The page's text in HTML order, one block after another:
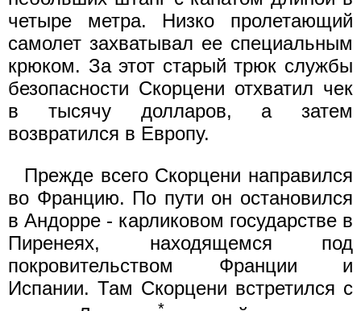
четыре метра. Низко пролетающий
самолет захватывал ее специальным
крюком. За этот старый трюк службы
безопасности Скорцени отхватил чек
в тысячу долларов, а затем
возвратился в Европу.
Прежде всего Скорцени направился
во Францию. По пути он остановился
в Андорре - карликовом государстве в
Пиренеях, находящемся под
покровительством Франции и
Испании. Там Скорцени встретился с